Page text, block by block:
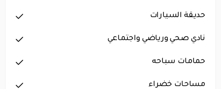
حديقة السيارات
نادي صحي ورياضي واجتماعي
حمامات سباحه
مساحات خضراء